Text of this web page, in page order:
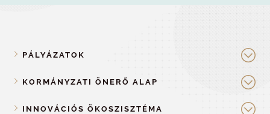
PÁLYÁZATOK
KORMÁNYZATI ÖNERŐ ALAP
INNOVÁCIÓS ÖKOSZISZTÉMA